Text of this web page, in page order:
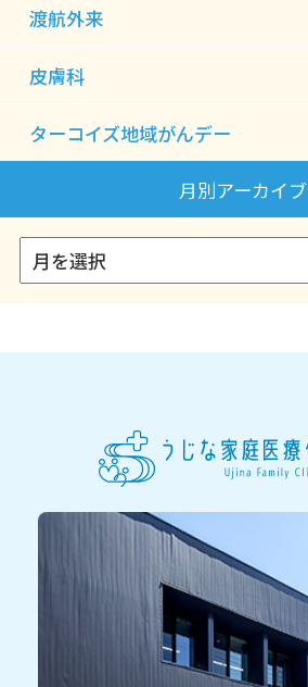
渡航外来
皮膚科
ターコイズ地域がんデー
月別アーカイブ